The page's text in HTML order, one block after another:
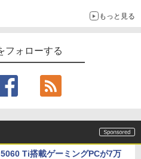
もっと見る
フォローする
Ti搭載ゲーミングPCが7万